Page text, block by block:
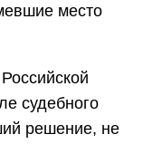
место
судебного
решение, не